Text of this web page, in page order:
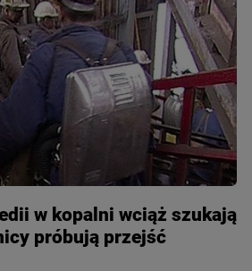
w kopalni wciąż szukają
próbują przejść